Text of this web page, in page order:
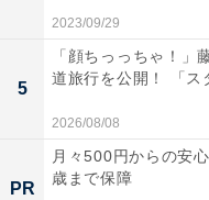
2023/09/29
5
「顔ちっっちゃ！」
道旅行を公開！ 「ス
2026/08/08
PR
月々500円からの安
歳まで保障